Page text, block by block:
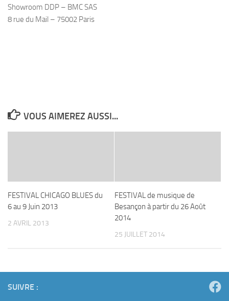
Showroom DDP – BMC SAS
8 rue du Mail – 75002 Paris
VOUS AIMEREZ AUSSI...
FESTIVAL CHICAGO BLUES du
6 au 9 Juin 2013
2 AVRIL 2013
FESTIVAL de musique de
Besançon à partir du 26 Août
2014
25 JUILLET 2014
SUIVRE :